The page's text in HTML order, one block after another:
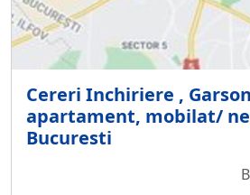
Cereri Inchiriere ,
apartament, mobilat/
Bucuresti